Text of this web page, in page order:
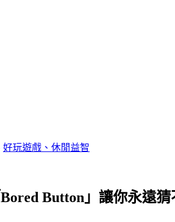
好玩遊戲、休閒益智
Button」讓你永遠猜